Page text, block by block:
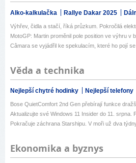
Alko-kalkulačka Rallye Dakar 2025
Výhřev, čidla a stačí, říká průzkum. Pokročilá
MotoGP: Martin proměnil pole position ve výhru v
Câmara se vyjádřil ke spekulacím, které ho pojí
Věda a technika
Nejlepší chytré hodinky Nejlepší telefony
Bose QuietComfort 2nd Gen přebírají funkce
Aktualizujte své Windows 11 Insider do 11. srpna.
Pokračuje záchrana Starshipu. V moři už dva
Ekonomika a byznys